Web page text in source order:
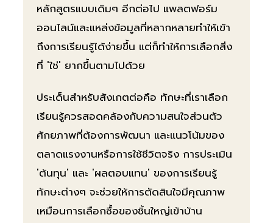
หลักสูตรแบบเดิมๆ อีกต่อไป แพลตฟอร์ม
ออนไลน์และแหล่งข้อมูลที่หลากหลายทำให้เข้า
ถึงการเรียนรู้ได้ง่ายขึ้น แต่ก็ทำให้การเลือกสิ่ง
ที่ 'ใช่' ยากขึ้นตามไปด้วย
ประเด็นสำหรับสังเกตต่อคือ ทักษะที่เราเลือก
เรียนรู้ควรสอดคล้องกับความสนใจส่วนตัว
ศักยภาพที่ต้องการพัฒนา และแนวโน้มของ
ตลาดแรงงานหรือการใช้ชีวิตจริง การประเมิน
'ต้นทุน' และ 'ผลตอบแทน' ของการเรียนรู้
ทักษะต่างๆ จะช่วยให้การตัดสินใจมีคุณภาพ
เหมือนการเลือกซื้อของชิ้นใหญ่เข้าบ้าน